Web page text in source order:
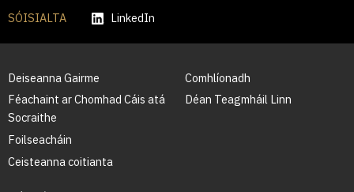
SÓISIALTA LinkedIn
Deiseanna Gairme
Féachaint ar Chomhad Cáis atá
Socraithe
Foilseacháin
Ceisteanna coitianta
Comhlíonadh
Déan Teagmháil Linn